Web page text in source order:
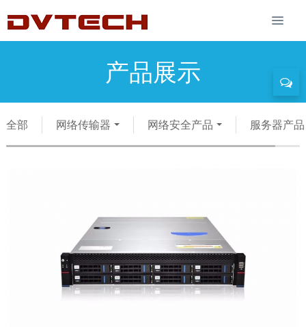
产品展示
全部 网络传输器 网络安全产品 服务器产品